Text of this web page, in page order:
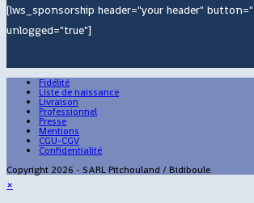
[lws_sponsorship header="your header"
unlogged="true"]
Fidélité
Liste de naissance
Livraison
Professionnel
Presse
Mentions
CGU-CGV
Confidentialité
Copyright 2026 - SARL Pitchouland / Bidiboule
×